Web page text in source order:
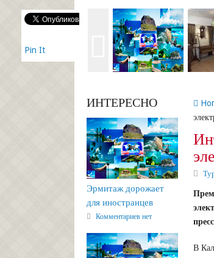
В
Pin It
ИНТЕРЕСНО
Эрмитаж дорожает
для иностранцев
Комментариев нет